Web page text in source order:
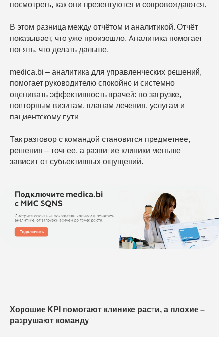
посмотреть, как они презентуются и сопровождаются.
В этом разница между отчётом и аналитикой. Отчёт
показывает, что уже произошло. Аналитика помогает
понять, что делать дальше.
medica.bi – аналитика для управленческих решений,
помогает руководителю спокойно и системно
оценивать эффективность врачей: по загрузке,
повторным визитам, планам лечения, услугам и
пациентскому пути.
Так разговор с командой становится предметнее,
решения – точнее, а развитие клиники меньше
зависит от субъективных ощущений.
Хорошие KPI помогают клинике расти, а плохие –
разрушают команду